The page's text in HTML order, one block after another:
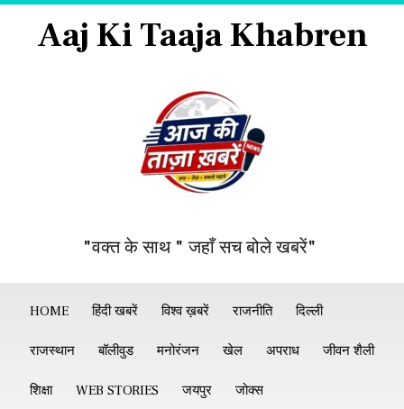
Aaj Ki Taaja Khabren
"वक्त के साथ " जहाँ सच बोले खबरें"
HOME हिंदी खबरें विश्व ख़बरें राजनीति दिल्ली
राजस्थान बॉलीवुड मनोरंजन खेल अपराध जीवन शैली
शिक्षा WEB STORIES जयपुर जोक्स